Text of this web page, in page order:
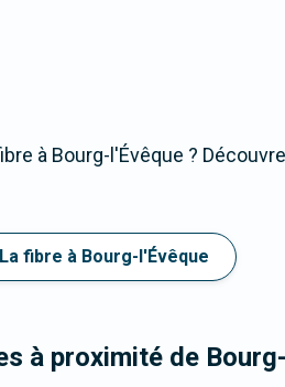
à Bourg-l'Évêque ?
La fibre à Bourg-l'Évêque
à proximité de